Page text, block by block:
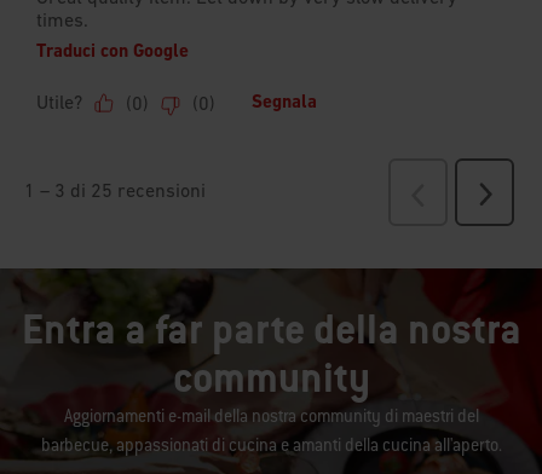
Entra a far parte della nostra
community
Aggiornamenti e-mail della nostra community di maestri del
barbecue, appassionati di cucina e amanti della cucina all'aperto.